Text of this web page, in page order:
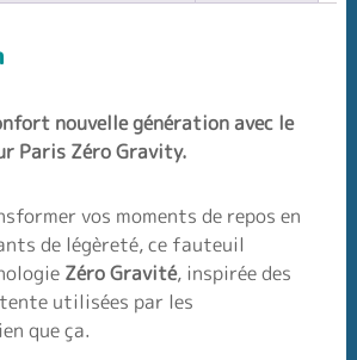
nouvelle génération avec le
Paris Zéro Gravity.
vos moments de repos en
de légèreté, ce fauteuil
Zéro Gravité, inspirée des
utilisées par les
que ça.